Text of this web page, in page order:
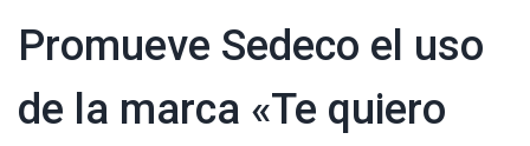
Promueve Sedeco el uso
de la marca «Te quiero